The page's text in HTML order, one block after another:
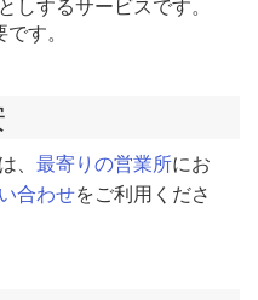
しするサービスです。
す。
最寄りの営業所にお
合わせをご利用くださ